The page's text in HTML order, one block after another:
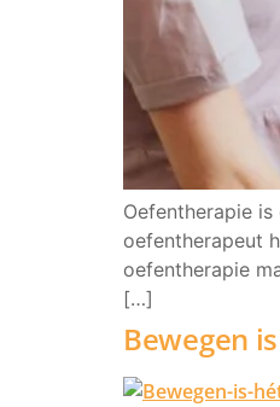
Oefentherapie
oefentherapeut
oefentherapie
[…]
Bewegen